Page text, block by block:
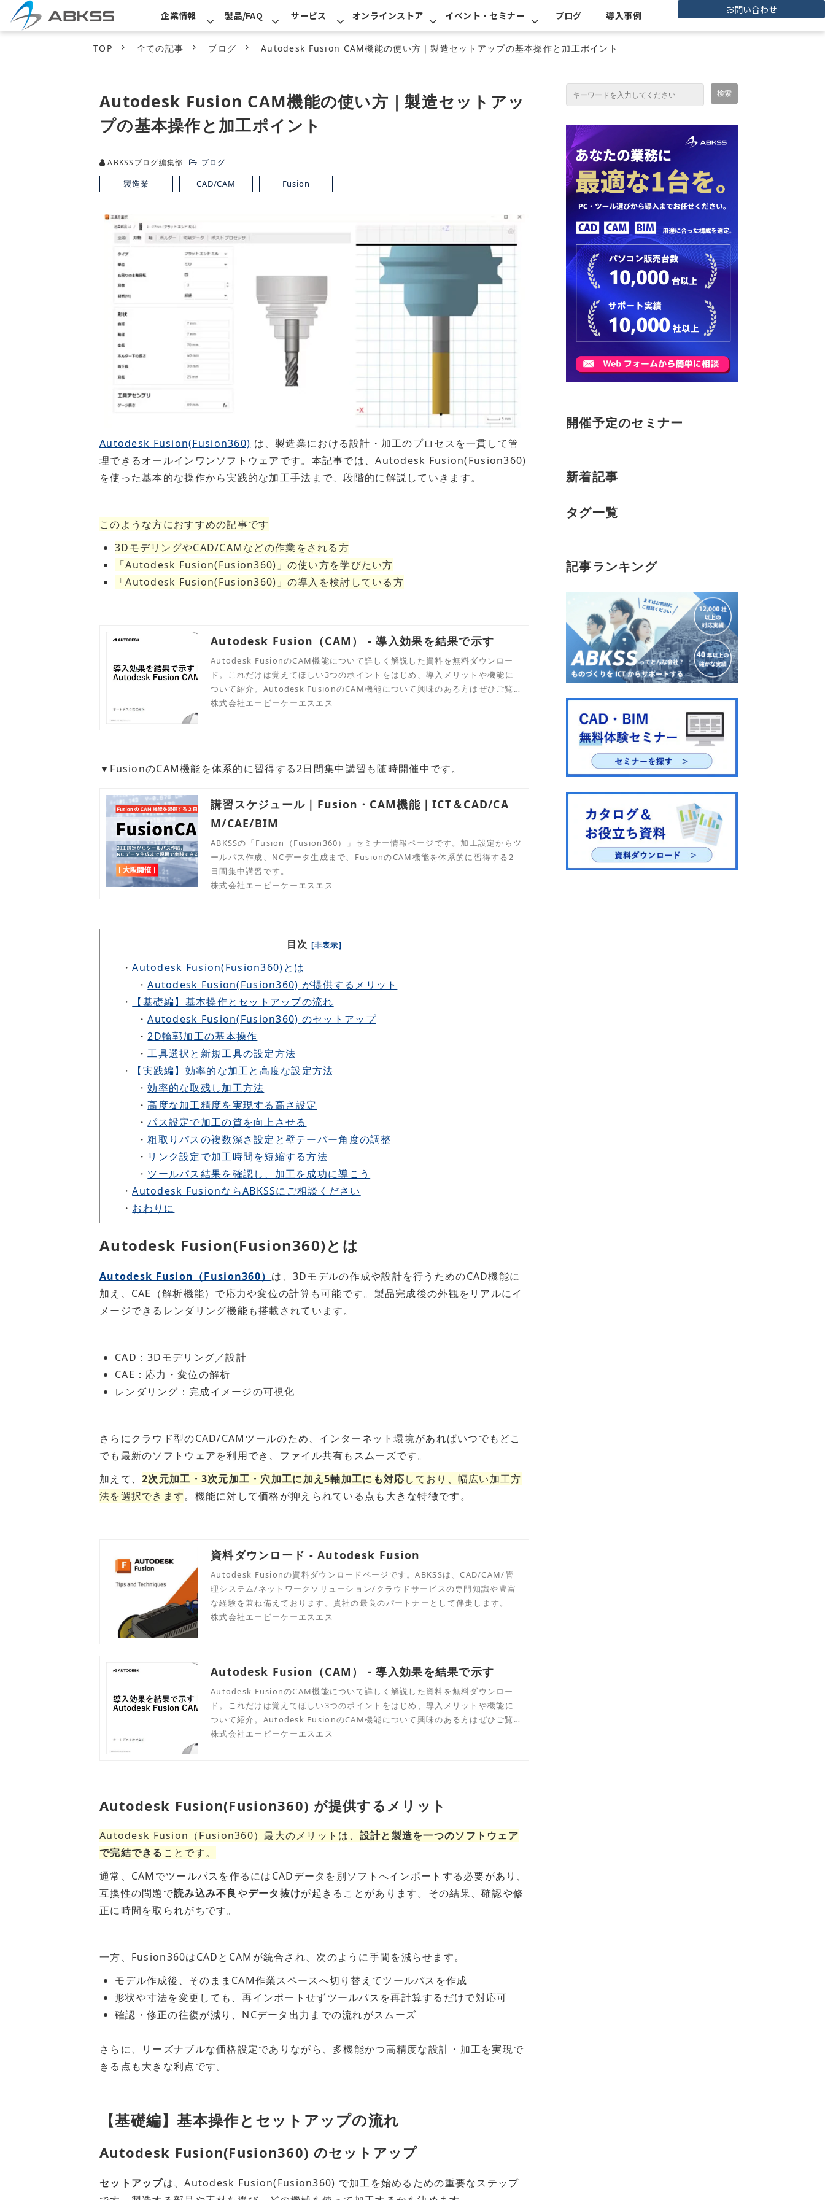
企業情報 製品/FAQ サービス オンラインストア イベント・セミナー ブログ 導入事例
お問い合わせ
TOP 全ての記事 ブログ Autodesk Fusion CAM機能の使い方｜製造セットアップの基本操作と加工ポイント
Autodesk Fusion CAM機能の使い方｜製造セットアッ
プの基本操作と加工ポイント
ABKSSブログ編集部 ブログ
製造業 CAD/CAM Fusion
Autodesk Fusion(Fusion360) は、製造業における設計・加工のプロセスを一貫して管
理できるオールインワンソフトウェアです。本記事では、Autodesk Fusion(Fusion360)
を使った基本的な操作から実践的な加工手法まで、段階的に解説していきます。
このような方におすすめの記事です
3DモデリングやCAD/CAMなどの作業をされる方
「Autodesk Fusion(Fusion360)」の使い方を学びたい方
「Autodesk Fusion(Fusion360)」の導入を検討している方
Autodesk Fusion（CAM） - 導入効果を結果で示す
Autodesk FusionのCAM機能について詳しく解説した資料を無料ダウンロー
ド。これだけは覚えてほしい3つのポイントをはじめ、導入メリットや機能に
ついて紹介。Autodesk FusionのCAM機能について興味のある方はぜひご覧
ください。
株式会社エービーケーエスエス
▼FusionのCAM機能を体系的に習得する2日間集中講習も随時開催中です。
講習スケジュール｜Fusion・CAM機能｜ICT＆CAD/CA
M/CAE/BIM
ABKSSの「Fusion（Fusion360）」セミナー情報ページです。加工設定からツ
ールパス作成、NCデータ生成まで、FusionのCAM機能を体系的に習得する2
日間集中講習です。
株式会社エービーケーエスエス
目次 [非表示]
・Autodesk Fusion(Fusion360)とは
・Autodesk Fusion(Fusion360) が提供するメリット
・
【基礎編】基本操作とセットアップの流れ
・Autodesk Fusion(Fusion360) のセットアップ
・2D輪郭加工の基本操作
・工具選択と新規工具の設定方法
・
【実践編】効率的な加工と高度な設定方法
・効率的な取残し加工方法
・高度な加工精度を実現する高さ設定
・パス設定で加工の質を向上させる
・粗取りパスの複数深さ設定と壁テーパー角度の調整
・ リンク設定で加工時間を短縮する方法
・ ツールパス結果を確認し、加工を成功に導こう
・Autodesk FusionならABKSSにご相談ください
・ おわりに
Autodesk Fusion(Fusion360)とは
Autodesk Fusion（Fusion360） は、3Dモデルの作成や設計を行うためのCAD機能に
加え、CAE（解析機能）で応力や変位の計算も可能です。製品完成後の外観をリアルにイ
メージできるレンダリング機能も搭載されています。
CAD：3Dモデリング／設計
CAE：応力・変位の解析
レンダリング：完成イメージの可視化
さらにクラウド型のCAD/CAMツールのため、インターネット環境があればいつでもどこ
でも最新のソフトウェアを利用でき、ファイル共有もスムーズです。
加えて、2次元加工・3次元加工・穴加工に加え5軸加工にも対応しており、幅広い加工方
法を選択できます。機能に対して価格が抑えられている点も大きな特徴です。
資料ダウンロード - Autodesk Fusion
Autodesk Fusionの資料ダウンロードページです。ABKSSは、CAD/CAM/管
理システム/ネットワークソリューション/クラウドサービスの専門知識や豊富
な経験を兼ね備えております。貴社の最良のパートナーとして伴走します。
株式会社エービーケーエスエス
Autodesk Fusion（CAM） - 導入効果を結果で示す
Autodesk FusionのCAM機能について詳しく解説した資料を無料ダウンロー
ド。これだけは覚えてほしい3つのポイントをはじめ、導入メリットや機能に
ついて紹介。Autodesk FusionのCAM機能について興味のある方はぜひご覧
ください。
株式会社エービーケーエスエス
Autodesk Fusion(Fusion360) が提供するメリット
Autodesk Fusion（Fusion360）最大のメリットは、 設計と製造を一つのソフトウェア
で完結できる ことです。
通常、CAMでツールパスを作るにはCADデータを別ソフトへインポートする必要があり、
互換性の問題で読み込み不良やデータ抜けが起きることがあります。その結果、確認や修
正に時間を取られがちです。
一方、Fusion360はCADとCAMが統合され、次のように手間を減らせます。
モデル作成後、そのままCAM作業スペースへ切り替えてツールパスを作成
形状や寸法を変更しても、再インポートせずツールパスを再計算するだけで対応可
確認・修正の往復が減り、NCデータ出力までの流れがスムーズ
さらに、リーズナブルな価格設定でありながら、多機能かつ高精度な設計・加工を実現で
きる点も大きな利点です。
【基礎編】基本操作とセットアップの流れ
Autodesk Fusion(Fusion360) のセットアップ
セットアップは、Autodesk Fusion(Fusion360) で加工を始めるための重要なステップ
開催予定のセミナー
新着記事
タグ一覧
記事ランキング